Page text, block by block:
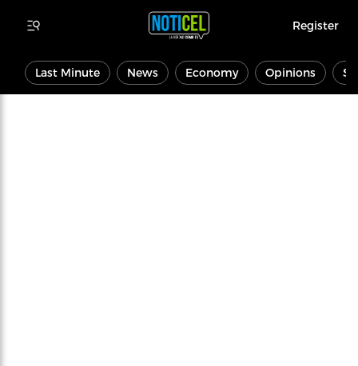
Register
Last Minute News Economy Opinions